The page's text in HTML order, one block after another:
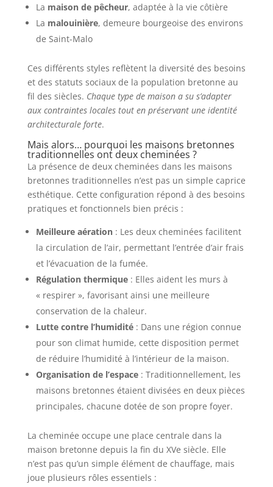
La maison de pêcheur, adaptée à la vie côtière
La malouinière, demeure bourgeoise des environs
de Saint-Malo
Ces différents styles reflètent la diversité des besoins
et des statuts sociaux de la population bretonne au
fil des siècles. Chaque type de maison a su s’adapter
aux contraintes locales tout en préservant une identité
architecturale forte.
Mais alors… pourquoi les maisons bretonnes
traditionnelles ont deux cheminées ?
La présence de deux cheminées dans les maisons
bretonnes traditionnelles n’est pas un simple caprice
esthétique. Cette configuration répond à des besoins
pratiques et fonctionnels bien précis :
Meilleure aération: Les deux cheminées facilitent
la circulation de l’air, permettant l’entrée d’air frais
et l’évacuation de la fumée.
Régulation thermique: Elles aident les murs à
« respirer », favorisant ainsi une meilleure
conservation de la chaleur.
Lutte contre l’humidité: Dans une région connue
pour son climat humide, cette disposition permet
de réduire l’humidité à l’intérieur de la maison.
Organisation de l’espace: Traditionnellement, les
maisons bretonnes étaient divisées en deux pièces
principales, chacune dotée de son propre foyer.
La cheminée occupe une place centrale dans la
maison bretonne depuis la fin du XVe siècle. Elle
n’est pas qu’un simple élément de chauffage, mais
joue plusieurs rôles essentiels :